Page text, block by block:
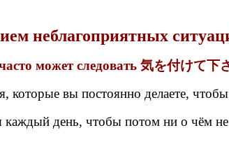
неблагоприятных
может следовать 気を付けて下
которые вы постоянно делаете,
день, чтобы потом ни о чём не